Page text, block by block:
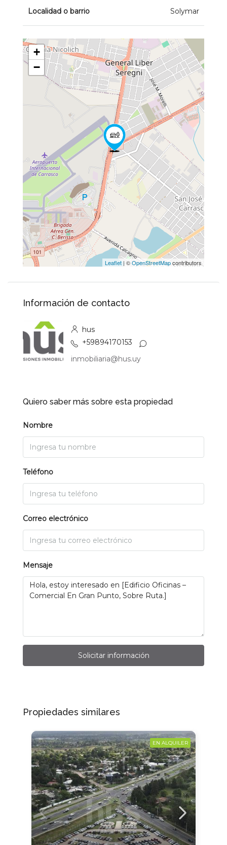
Localidad o barrio Solymar
+
−
Leaflet | ©OpenStreetMapcontributors
Información de contacto
hus
+59894170153
inmobiliaria@hus.uy
Quiero saber más sobre esta propiedad
Nombre
Teléfono
Correo electrónico
Mensaje
Solicitar información
Propiedades similares
EN ALQUILER